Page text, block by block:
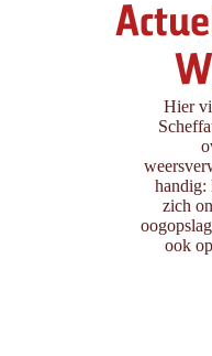
Hier
handig:
zich
ook